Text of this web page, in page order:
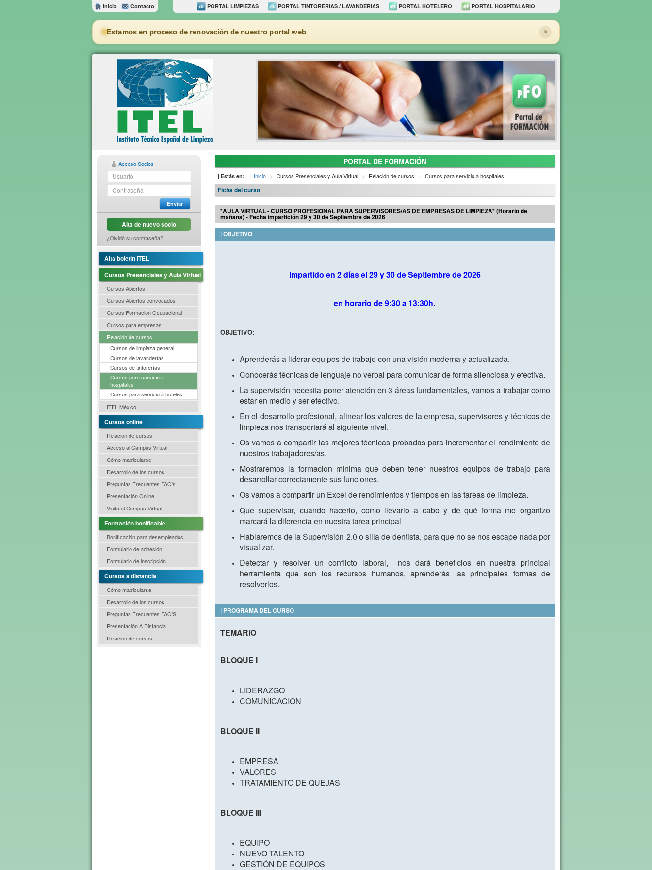
Inicio Contacto PORTAL LIMPIEZAS PORTAL TINTORERIAS / LAVANDERIAS PORTAL HOTELERO PORTAL HOSPITALARIO
Estamos en proceso de renovación de nuestro portal web ×
Acceso Socios
Enviar
Alta de nuevo socio
¿Olvidó su contraseña?
Alta boletín ITEL
Cursos Presenciales y Aula Virtual
Cursos Abiertos
Cursos Abiertos convocados
Cursos Formación Ocupacional
Cursos para empresas
Relación de cursos
Cursos de limpieza general
Cursos de lavanderías
Cursos de tintorerías
Cursos para servicio a
hospitales
Cursos para servicio a hoteles
ITEL México
Cursos online
Relación de cursos
Acceso al Campus Virtual
Cómo matricularse
Desarrollo de los cursos
Preguntas Frecuentes FAQ's
Presentación Online
Visita al Campus Virtual
Formación bonificable
Bonificación para desempleados
Formulario de adhesión
Formulario de inscripción
Cursos a distancia
Cómo matricularse
Desarrollo de los cursos
Preguntas Frecuentes FAQ'S
Presentación A Distancia
Relación de cursos
PORTAL DE FORMACIÓN
| Estás en: Inicio Cursos Presenciales y Aula Virtual Relación de cursos Cursos para servicio a hospitales
Ficha del curso
*AULA VIRTUAL - CURSO PROFESIONAL PARA SUPERVISORES/AS DE EMPRESAS DE LIMPIEZA* (Horario de
mañana) - Fecha impartición 29 y 30 de Septiembre de 2026
| OBJETIVO
Impartido en 2 días el 29 y 30 de Septiembre de 2026
en horario de 9:30 a 13:30h.
OBJETIVO:
Aprenderás a liderar equipos de trabajo con una visión moderna y actualizada.
Conocerás técnicas de lenguaje no verbal para comunicar de forma silenciosa y efectiva.
La supervisión necesita poner atención en 3 áreas fundamentales, vamos a trabajar como
estar en medio y ser efectivo.
En el desarrollo profesional, alinear los valores de la empresa, supervisores y técnicos de
limpieza nos transportará al siguiente nivel.
Os vamos a compartir las mejores técnicas probadas para incrementar el rendimiento de
nuestros trabajadores/as.
Mostraremos la formación mínima que deben tener nuestros equipos de trabajo para
desarrollar correctamente sus funciones.
Os vamos a compartir un Excel de rendimientos y tiempos en las tareas de limpieza.
Que supervisar, cuando hacerlo, como llevarlo a cabo y de qué forma me organizo
marcará la diferencia en nuestra tarea principal
Hablaremos de la Supervisión 2.0 o silla de dentista, para que no se nos escape nada por
visualizar.
Detectar y resolver un conflicto laboral, nos dará beneficios en nuestra principal
herramienta que son los recursos humanos, aprenderás las principales formas de
resolverlos.
| PROGRAMA DEL CURSO
TEMARIO
BLOQUE I
LIDERAZGO
COMUNICACIÓN
BLOQUE II
EMPRESA
VALORES
TRATAMIENTO DE QUEJAS
BLOQUE III
EQUIPO
NUEVO TALENTO
GESTIÓN DE EQUIPOS